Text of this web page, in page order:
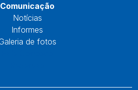
Comunicação
Notícias
Informes
de fotos